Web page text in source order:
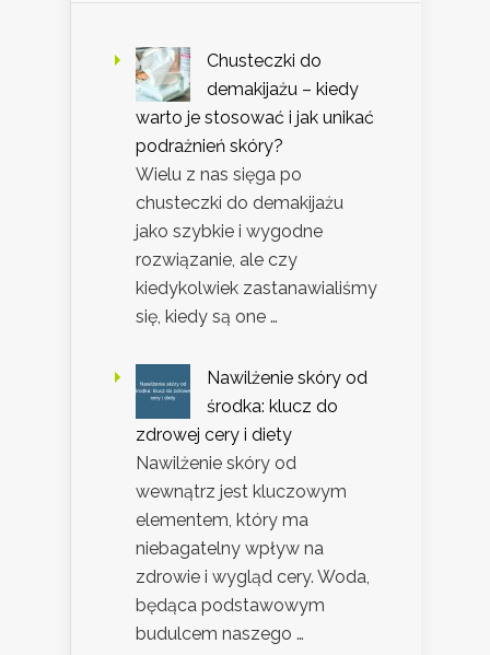
Chusteczki do
demakijażu – kiedy
warto je stosować i jak unikać
podrażnień skóry?
Wielu z nas sięga po
chusteczki do demakijażu
jako szybkie i wygodne
rozwiązanie, ale czy
kiedykolwiek zastanawialiśmy
się, kiedy są one …
Nawilżenie skóry od
środka: klucz do
zdrowej cery i diety
Nawilżenie skóry od
wewnątrz jest kluczowym
elementem, który ma
niebagatelny wpływ na
zdrowie i wygląd cery. Woda,
będąca podstawowym
budulcem naszego …